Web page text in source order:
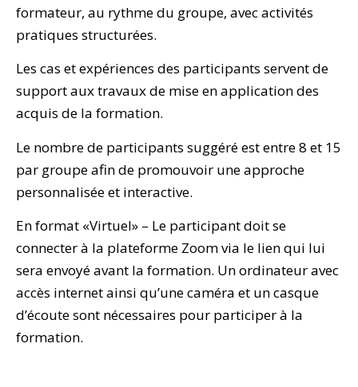
formateur, au rythme du groupe, avec activités
pratiques structurées.
Les cas et expériences des participants servent de
support aux travaux de mise en application des
acquis de la formation.
Le nombre de participants suggéré est entre 8 et 15
par groupe afin de promouvoir une approche
personnalisée et interactive.
En format «Virtuel» – Le participant doit se
connecter à la plateforme Zoom via le lien qui lui
sera envoyé avant la formation. Un ordinateur avec
accès internet ainsi qu’une caméra et un casque
d’écoute sont nécessaires pour participer à la
formation.